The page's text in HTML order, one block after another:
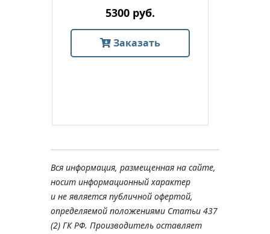
5300 руб.
Заказать
Вся информация, размещенная на сайте,
носит информационный характер
и не является публичной офертой,
определяемой положениями Статьи 437
(2) ГК РФ. Производитель оставляет